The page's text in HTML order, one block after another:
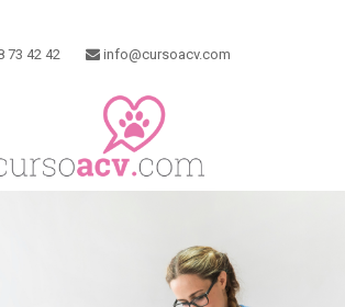
73 42 42 info@cursoacv.com